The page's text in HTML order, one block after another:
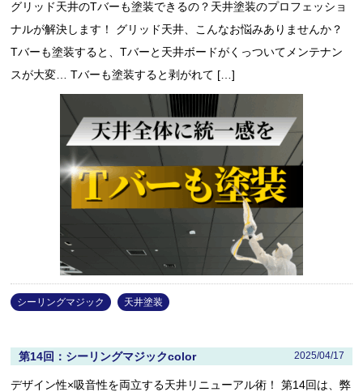
グリッド天井のTバーも塗装できるの？天井塗装のプロフェッショ
ナルが解決します！ グリッド天井、こんなお悩みありませんか？
Tバーも塗装すると、Tバーと天井ボードがくっついてメンテナン
スが大変… Tバーも塗装すると剥がれて […]
シーリングマジック 天井塗装
第14回：シーリングマジックcolor 2025/04/17
デザイン性×吸音性を両立する天井リニューアル術！ 第14回は、弊